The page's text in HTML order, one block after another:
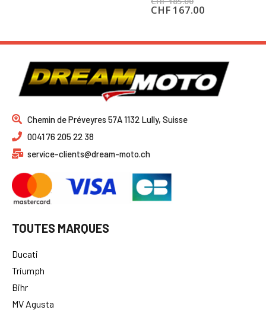
Chemin de Préveyres 57A 1132 Lully, Suisse
0041 76 205 22 38
service-clients@dream-moto.ch
TOUTES MARQUES
Ducati
Triumph
Bihr
MV Agusta